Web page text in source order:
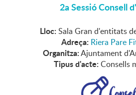
2a Sessió Consell
Lloc: Sala Gran d'entitats
Adreça: Riera Pare
Organitza:Ajuntament
Tipus d'acte: Consells